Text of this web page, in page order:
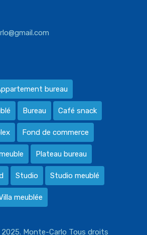
bureau
Bureau Café snack
Fond de commerce
Plateau bureau
Studio Studio meublé
meublée
Monte-Carlo Tous droits